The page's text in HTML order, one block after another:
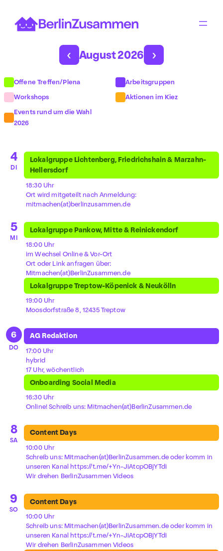
Inhalt
‹ August 2026 ›
Offene Treffen/Plena
Arbeitsgruppen
Workshops
Aktionen im Kiez
Events rund um die Wahl
2026
4
DI
Lokalgruppe Lichtenberg, Friedrichshain & Marzahn-
Hellersdorf
18:30 Uhr
Ort wird mitgeteilt nach Anmeldung:
mitmachen(at)berlinzusammen.de
5
MI
Lokalgruppe Pankow, Mitte & Reinickendorf
18:00 Uhr
im Wechsel Online & Vor-Ort
Ort oder Link anfragen über:
Mitmachen(at)BerlinZusammen.de
Lokalgruppe Treptow-Köpenick & Neukölln
19:00 Uhr
Moosdorfstraße 8, 12435 Treptow
6
DO
AG Redaktion
17:00 Uhr
hybrid
17 Uhr, wöchentlich
Onboarding Social Media
16:30 Uhr
Online! Schreib uns: Mitmachen(at)BerlinZusammen.de
8
SA
Content Days
10:00 Uhr
Schreib uns: Mitmachen(at)BerlinZusammen.de oder komm in
unseren Kanal https://t.me/+Yn-JiAtcpOBjYTdi
Wir drehen BerlinZusammen Videos
9
SO
Content Days
10:00 Uhr
Schreib uns: Mitmachen(at)BerlinZusammen.de oder komm in
unseren Kanal https://t.me/+Yn-JiAtcpOBjYTdi
Wir drehen BerlinZusammen Videos